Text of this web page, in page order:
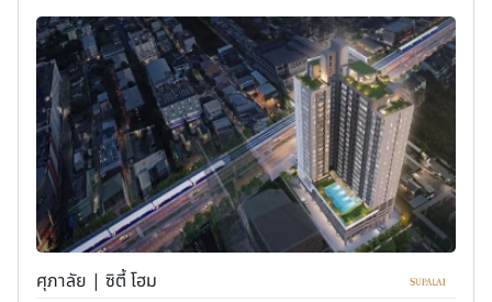
ศุภาลัย | ซิตี้ โฮม